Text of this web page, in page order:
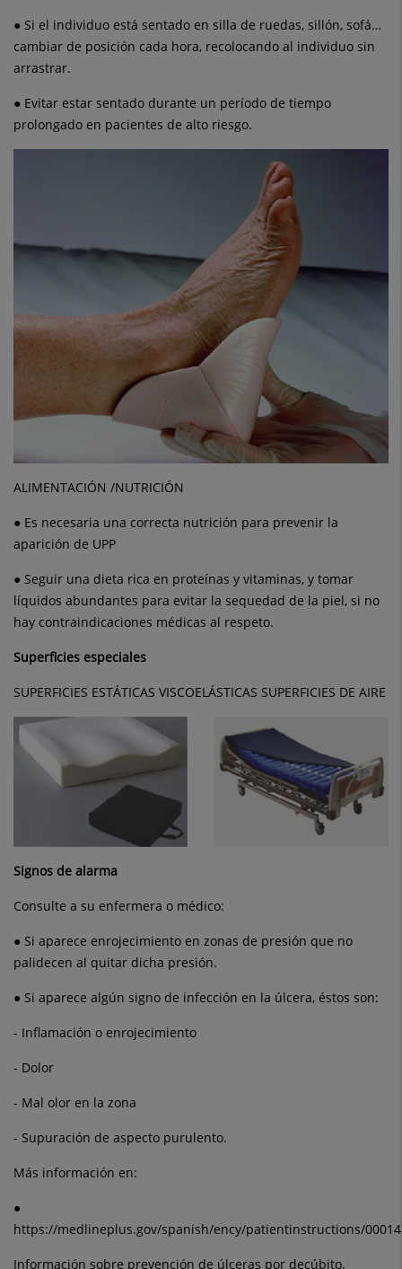
● Si el individuo está sentado en silla de ruedas, sillón, sofá…
cambiar de posición cada hora, recolocando al individuo sin
arrastrar.
● Evitar estar sentado durante un período de tiempo
prolongado en pacientes de alto riesgo.
ALIMENTACIÓN /NUTRICIÓN
● Es necesaria una correcta nutrición para prevenir la
aparición de UPP
● Seguir una dieta rica en proteínas y vitaminas, y tomar
líquidos abundantes para evitar la sequedad de la piel, si no
hay contraindicaciones médicas al respeto.
Superficies especiales
SUPERFICIES ESTÁTICAS VISCOELÁSTICAS SUPERFICIES DE AIRE
Signos de alarma
Consulte a su enfermera o médico:
● Si aparece enrojecimiento en zonas de presión que no
palidecen al quitar dicha presión.
● Si aparece algún signo de infección en la úlcera, éstos son:
- Inflamación o enrojecimiento
- Dolor
- Mal olor en la zona
- Supuración de aspecto purulento.
Más información en:
●
https://medlineplus.gov/spanish/ency/patientinstructions/
Información sobre prevención de úlceras por decúbito.